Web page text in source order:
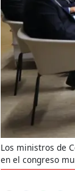
Los ministros de
en el congreso